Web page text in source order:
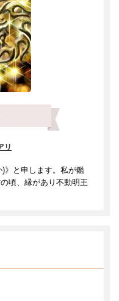
リ
》と申します。私が鑑
頃、縁があり不動明王